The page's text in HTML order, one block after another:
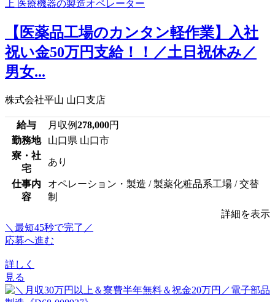
【医薬品工場のカンタン軽作業】入社
祝い金50万円支給！！／土日祝休み／
男女...
株式会社平山 山口支店
給与 月収例278,000円
勤務地
山口県 山口市
寮・社
宅
あり
仕事内
容
オペレーション・製造 / 製薬化粧品系工場 / 交替
制
詳細を表示
＼最短45秒で完了／
応募へ進む
詳しく
見る